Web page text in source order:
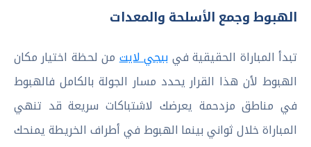
الهبوط وجمع الأسلحة والمعدات
تبدأ المباراة الحقيقية في ببجي لايت من لحظة اختيار مكان
الهبوط لأن هذا القرار يحدد مسار الجولة بالكامل فالهبوط
في مناطق مزدحمة يعرضك لاشتباكات سريعة قد تنهي
المباراة خلال ثواني بينما الهبوط في أطراف الخريطة يمنحك